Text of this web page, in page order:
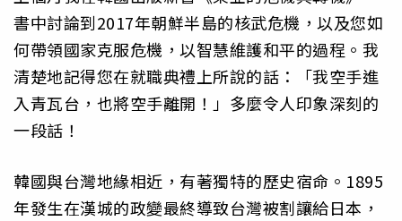
書中討論到2017年朝鮮半島的核武危機，以及您如
何帶領國家克服危機，以智慧維護和平的過程。我
清楚地記得您在就職典禮上所說的話：「我空手進
入青瓦台，也將空手離開！」多麼令人印象深刻的
一段話！
韓國與台灣地緣相近，有著獨特的歷史宿命。1895
年發生在漢城的政變最終導致台灣被割讓給日本，